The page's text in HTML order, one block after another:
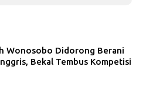
Wonosobo Didorong Berani
Bekal Tembus Kompetisi